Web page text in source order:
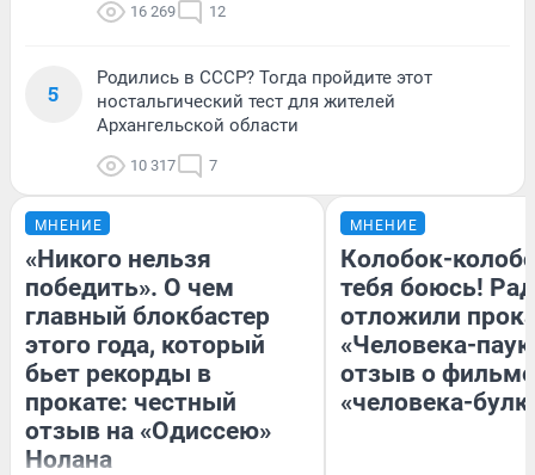
16 269 12
5
Родились в СССР? Тогда пройдите этот
ностальгический тест для жителей
Архангельской области
10 317 7
МНЕНИЕ
«Никого нельзя
победить». О чем
главный блокбастер
этого года, который
бьет рекорды в
прокате: честный
отзыв на «Одиссею»
Нолана
МНЕНИЕ
Колобок-
тебя боюсь!
отложили
«Человека-
отзыв о
«человека-